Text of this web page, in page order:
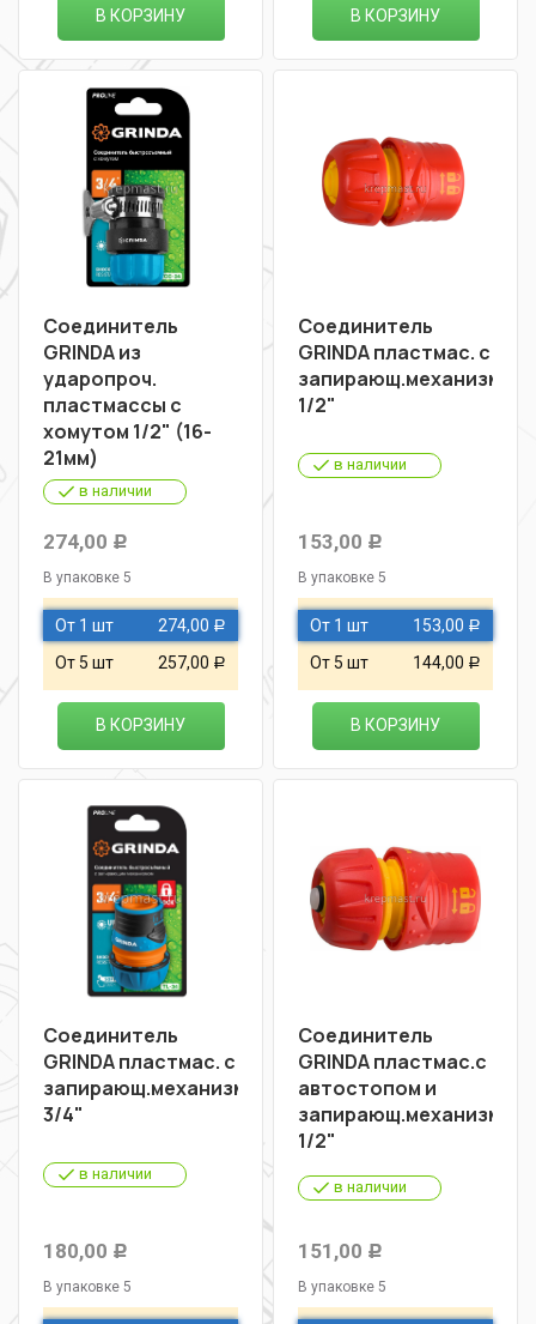
В КОРЗИНУ В КОРЗИНУ
Соединитель
GRINDA из
ударопроч.
пластмассы с
хомутом 1/2" (16-
21мм)
в наличии
274,00 Р
В упаковке 5
От 1 шт 274,00 Р
От 5 шт 257,00 Р
В КОРЗИНУ
Соединитель
GRINDA пластмас. с
запирающ.механизмом
1/2"
в наличии
153,00 Р
В упаковке 5
От 1 шт 153,00 Р
От 5 шт 144,00 Р
В КОРЗИНУ
Соединитель
GRINDA пластмас. с
запирающ.механизмом
3/4"
в наличии
180,00 Р
В упаковке 5
Соединитель
GRINDA пластмас.с
автостопом и
запирающ.механизмом
1/2"
в наличии
151,00 Р
В упаковке 5